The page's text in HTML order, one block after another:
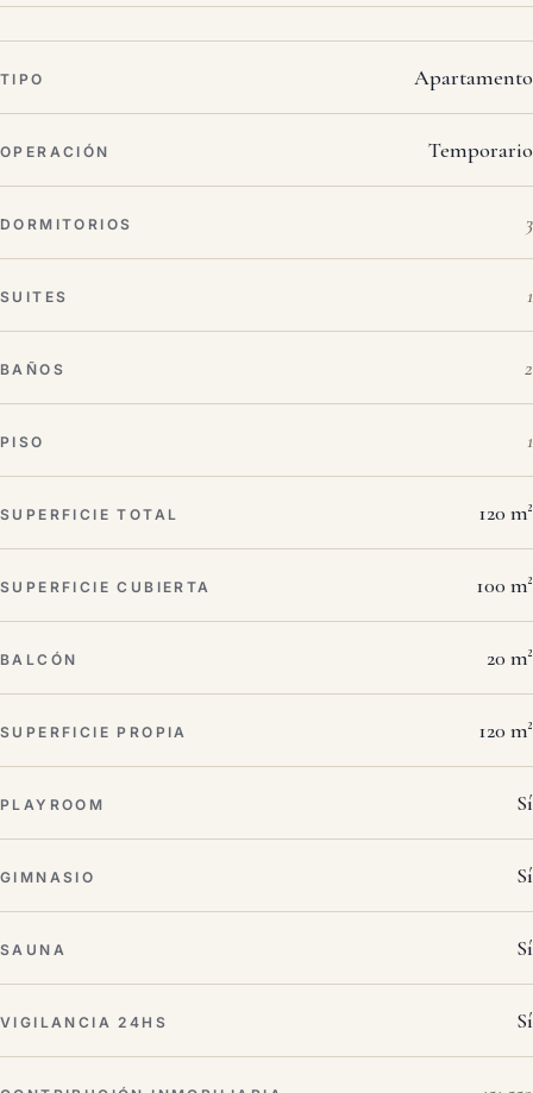
TIPO Apartamento
OPERACIÓN Temporario
DORMITORIOS 3
SUITES 1
BAÑOS 2
PISO 1
SUPERFICIE TOTAL 120 m²
SUPERFICIE CUBIERTA 100 m²
BALCÓN 20 m²
SUPERFICIE PROPIA 120 m²
PLAYROOM Sí
GIMNASIO Sí
SAUNA Sí
VIGILANCIA 24HS Sí